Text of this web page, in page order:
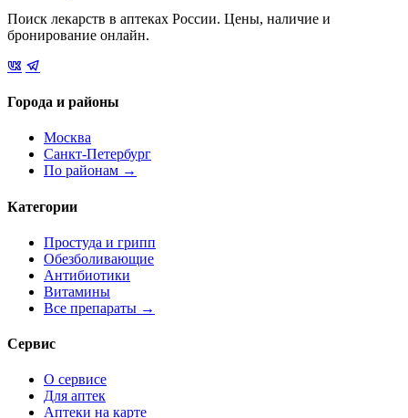
Поиск лекарств в аптеках России. Цены, наличие и
бронирование онлайн.
Города и районы
Москва
Санкт-Петербург
По районам →
Категории
Простуда и грипп
Обезболивающие
Антибиотики
Витамины
Все препараты →
Сервис
О сервисе
Для аптек
Аптеки на карте